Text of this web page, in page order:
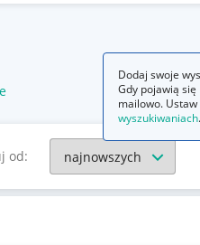
od:
Dodaj swoje
Gdy pojawią
mailowo.
wyszukiwaniach.